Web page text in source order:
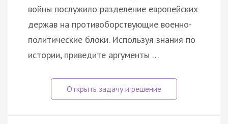
войны послужило разделение европейских
держав на противоборствующие военно-
политические блоки. Используя знания по
истории, приведите аргументы …